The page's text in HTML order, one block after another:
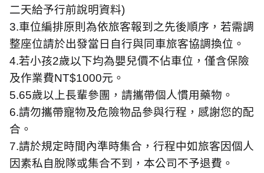
二天給予行前說明資料)
3.車位編排原則為依旅客報到之先後順序，若需調
整座位請於出發當日自行與同車旅客協調換位。
4.若小孩2歲以下均為嬰兒價不佔車位，僅含保險
及作業費NT$1000元。
5.65歲以上長輩參團，請攜帶個人慣用藥物。
6.請勿攜帶寵物及危險物品參與行程，感謝您的配
合。
7.請於規定時間內準時集合，行程中如旅客因個人
因素私自脫隊或集合不到，本公司不予退費。